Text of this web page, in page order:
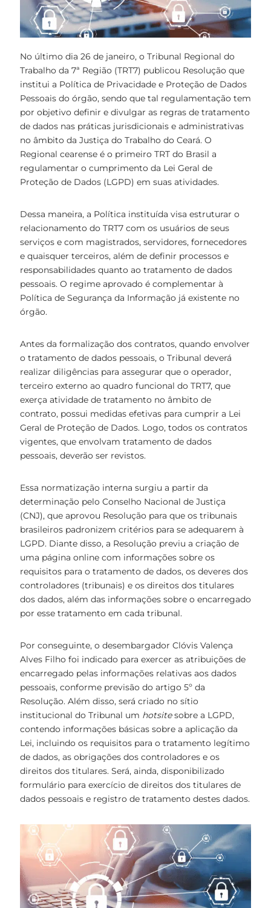
No último dia 26 de janeiro, o Tribunal Regional do
Trabalho da 7ª Região (TRT7) publicou Resolução que
institui a Política de Privacidade e Proteção de Dados
Pessoais do órgão, sendo que tal regulamentação tem
por objetivo definir e divulgar as regras de tratamento
de dados nas práticas jurisdicionais e administrativas
no âmbito da Justiça do Trabalho do Ceará. O
Regional cearense é o primeiro TRT do Brasil a
regulamentar o cumprimento da Lei Geral de
Proteção de Dados (LGPD) em suas atividades.
Dessa maneira, a Política instituída visa estruturar o
relacionamento do TRT7 com os usuários de seus
serviços e com magistrados, servidores, fornecedores
e quaisquer terceiros, além de definir processos e
responsabilidades quanto ao tratamento de dados
pessoais. O regime aprovado é complementar à
Política de Segurança da Informação já existente no
órgão.
Antes da formalização dos contratos, quando envolver
o tratamento de dados pessoais, o Tribunal deverá
realizar diligências para assegurar que o operador,
terceiro externo ao quadro funcional do TRT7, que
exerça atividade de tratamento no âmbito de
contrato, possui medidas efetivas para cumprir a Lei
Geral de Proteção de Dados. Logo, todos os contratos
vigentes, que envolvam tratamento de dados
pessoais, deverão ser revistos.
Essa normatização interna surgiu a partir da
determinação pelo Conselho Nacional de Justiça
(CNJ), que aprovou Resolução para que os tribunais
brasileiros padronizem critérios para se adequarem à
LGPD. Diante disso, a Resolução previu a criação de
uma página online com informações sobre os
requisitos para o tratamento de dados, os deveres dos
controladores (tribunais) e os direitos dos titulares
dos dados, além das informações sobre o encarregado
por esse tratamento em cada tribunal.
Por conseguinte, o desembargador Clóvis Valença
Alves Filho foi indicado para exercer as atribuições de
encarregado pelas informações relativas aos dados
pessoais, conforme previsão do artigo 5º da
Resolução. Além disso, será criado no sítio
institucional do Tribunal um hotsitesobre a LGPD,
contendo informações básicas sobre a aplicação da
Lei, incluindo os requisitos para o tratamento legítimo
de dados, as obrigações dos controladores e os
direitos dos titulares. Será, ainda, disponibilizado
formulário para exercício de direitos dos titulares de
dados pessoais e registro de tratamento destes dados.